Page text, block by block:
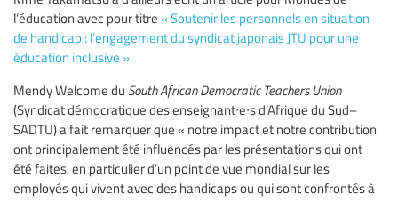
l’éducation avec pour titre « Soutenir les personnels en situation
de handicap : l’engagement du syndicat japonais JTU pour une
éducation inclusive ».
Mendy Welcome du South African Democratic Teachers Union
(Syndicat démocratique des enseignant∙e∙s d’Afrique du Sud–
SADTU) a fait remarquer que « notre impact et notre contribution
ont principalement été influencés par les présentations qui ont
été faites, en particulier d’un point de vue mondial sur les
employés qui vivent avec des handicaps ou qui sont confrontés à